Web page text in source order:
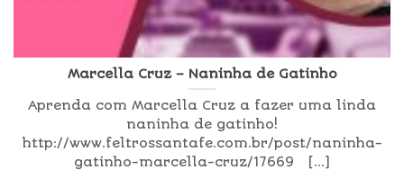
Marcella Cruz – Naninha de Gatinho
Aprenda com Marcella Cruz a fazer uma linda
naninha de gatinho!
http://www.feltrossantafe.com.br/post/naninha-
gatinho-marcella-cruz/17669 [...]